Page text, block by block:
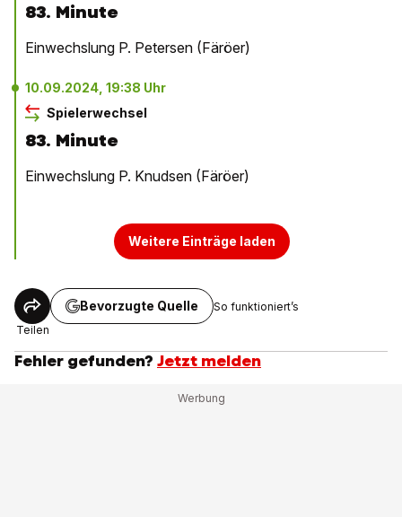
83. Minute
Einwechslung P. Petersen (Färöer)
10.09.2024, 19:38 Uhr
Spielerwechsel
83. Minute
Einwechslung P. Knudsen (Färöer)
Weitere Einträge laden
Teilen
Bevorzugte Quelle So funktioniert’s
Fehler gefunden? Jetzt melden